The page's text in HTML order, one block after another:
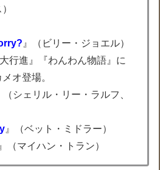
』（ビリー・ジョエル）
行進』『わんわん物語』に
オ登場。
（シェリル・リー・ラルフ、
』（ベット・ミドラー）
』（マイハン・トラン）